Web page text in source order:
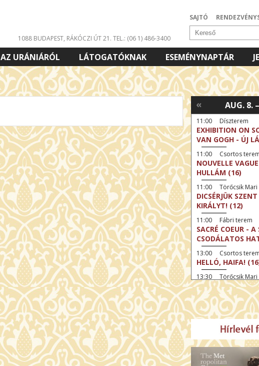
SAJTÓ
1088 BUDAPEST, RÁKÓCZI ÚT 21. TEL.: (06 1) 486-3400
AZ URÁNIÁRÓL LÁTOGATÓKNAK ESEMÉNYNAPTÁR
AUG. 8.
«
11:00 Díszterem
EXHIBITION ON
VAN GOGH - ÚJ
11:00 Csortos
NOUVELLE
HULLÁM (16)
11:00 Törőcsik Mari
DICSÉRJÜK
KIRÁLYT! (12)
11:00 Fábri terem
SACRÉ COEUR -
CSODÁLATOS
13:00 Csortos
HELLÓ, HAIFA!
13:30 Törőcsik Mari
A KEGYELEM (16)
13:30 Díszterem
MAGYAR
14:30 Fábri terem
MESSZI ÉSZAK
15:00 Csortos
MOHÁCS –